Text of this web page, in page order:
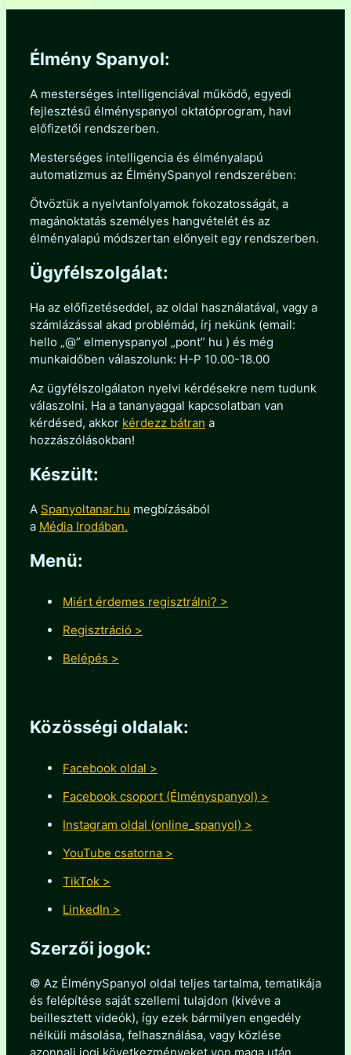
Élmény Spanyol:
A mesterséges intelligenciával működő, egyedi
fejlesztésű élményspanyol oktatóprogram, havi
előfizetői rendszerben.
Mesterséges intelligencia és élményalapú
automatizmus az ÉlménySpanyol rendszerében:
Ötvöztük a nyelvtanfolyamok fokozatosságát, a
magánoktatás személyes hangvételét és az
élményalapú módszertan előnyeit egy rendszerben.
Ügyfélszolgálat:
Ha az előfizetéseddel, az oldal használatával, vagy a
számlázással akad problémád, írj nekünk (email:
hello „@” elmenyspanyol „pont” hu ) és még
munkaidőben válaszolunk: H-P 10.00-18.00
Az ügyfélszolgálaton nyelvi kérdésekre nem tudunk
válaszolni. Ha a tananyaggal kapcsolatban van
kérdésed, akkor kérdezz bátran a
hozzászólásokban!
Készült:
A Spanyoltanar.hu megbízásából
a Média Irodában.
Menü:
Miért érdemes regisztrálni? >
Regisztráció >
Belépés >
Közösségi oldalak:
Facebook oldal >
Facebook csoport (Élményspanyol) >
Instagram oldal (online_spanyol) >
YouTube csatorna >
TikTok >
LinkedIn >
Szerzői jogok:
© Az ÉlménySpanyol oldal teljes tartalma, tematikája
és felépítése saját szellemi tulajdon (kivéve a
beillesztett videók), így ezek bármilyen engedély
nélküli másolása, felhasználása, vagy közlése